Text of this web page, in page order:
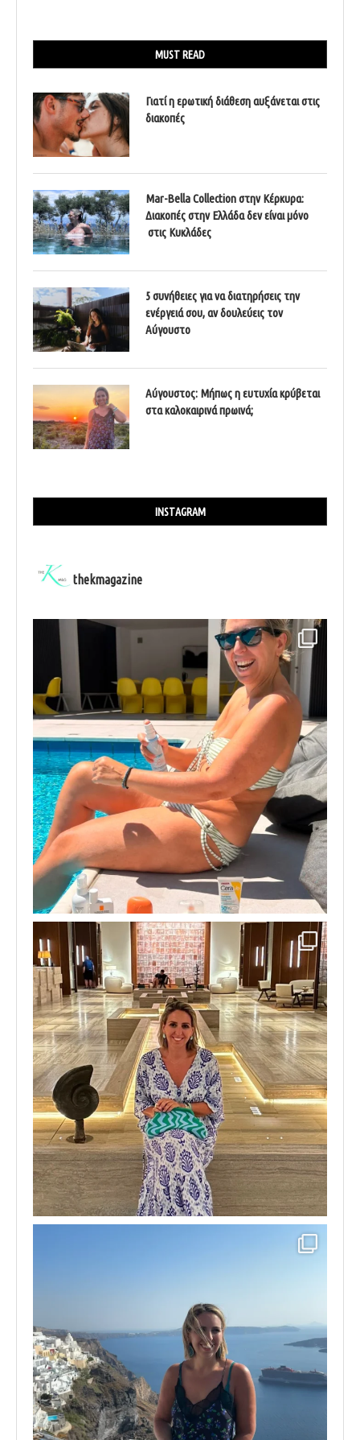
MUST READ
Γιατί η ερωτική διάθεση αυξάνεται στις
διακοπές
Mar-Bella Collection στην Κέρκυρα:
Διακοπές στην Ελλάδα δεν είναι μόνο
στις Κυκλάδες
5 συνήθειες για να διατηρήσεις την
ενέργειά σου, αν δουλεύεις τον
Αύγουστο
Αύγουστος: Μήπως η ευτυχία κρύβεται
στα καλοκαιρινά πρωινά;
INSTAGRAM
thekmagazine